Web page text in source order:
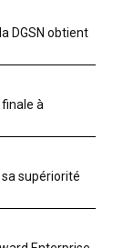
DGSN obtient
finale à
supériorité